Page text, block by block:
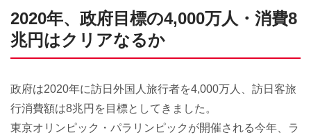
2020年、政府目標の4,000万人・消費8
兆円はクリアなるか
政府は2020年に訪日外国人旅行者を4,000万人、訪日客旅
行消費額は8兆円を目標としてきました。
東京オリンピック・パラリンピックが開催される今年、ラ